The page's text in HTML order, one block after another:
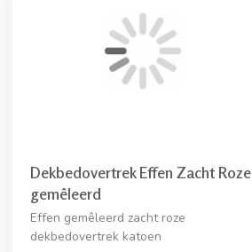
Dekbedovertrek Effen Zacht Roze
gemêleerd
Effen gemêleerd zacht roze
dekbedovertrek katoen